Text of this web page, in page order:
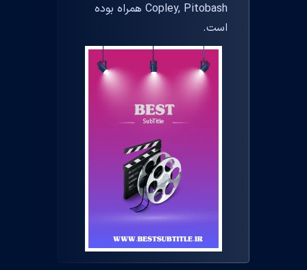
Copley, Pitobash همراه بوده
است.